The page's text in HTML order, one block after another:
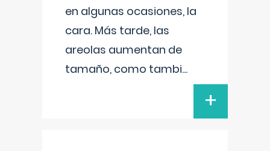
en algunas ocasiones, la
cara. Más tarde, las
areolas aumentan de
tamaño, como tambi...
+